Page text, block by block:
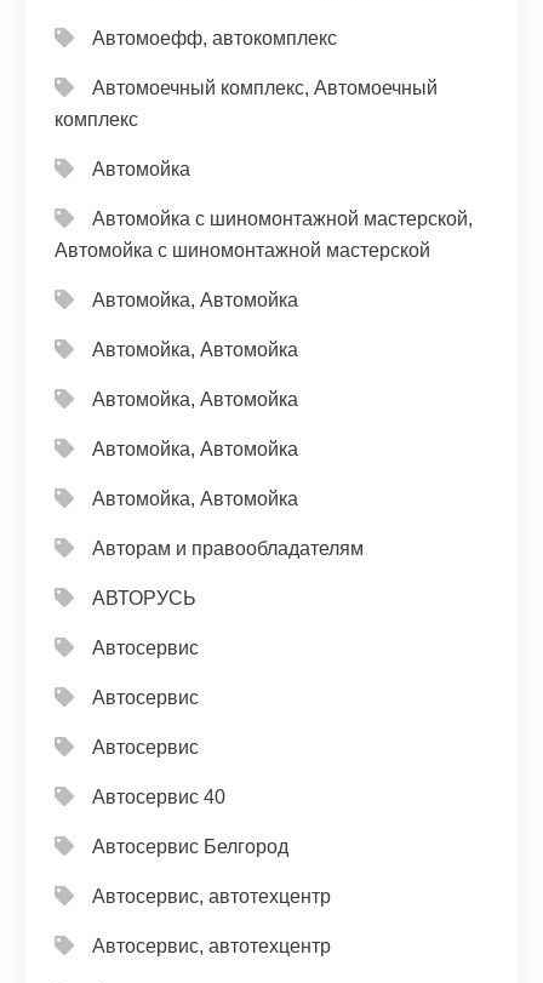
Автомоефф, автокомплекс
Автомоечный комплекс, Автомоечный
комплекс
Автомойка
Автомойка с шиномонтажной мастерской,
Автомойка с шиномонтажной мастерской
Автомойка, Автомойка
Автомойка, Автомойка
Автомойка, Автомойка
Автомойка, Автомойка
Автомойка, Автомойка
Авторам и правообладателям
АВТОРУСЬ
Автосервис
Автосервис
Автосервис
Автосервис 40
Автосервис Белгород
Автосервис, автотехцентр
Автосервис, автотехцентр